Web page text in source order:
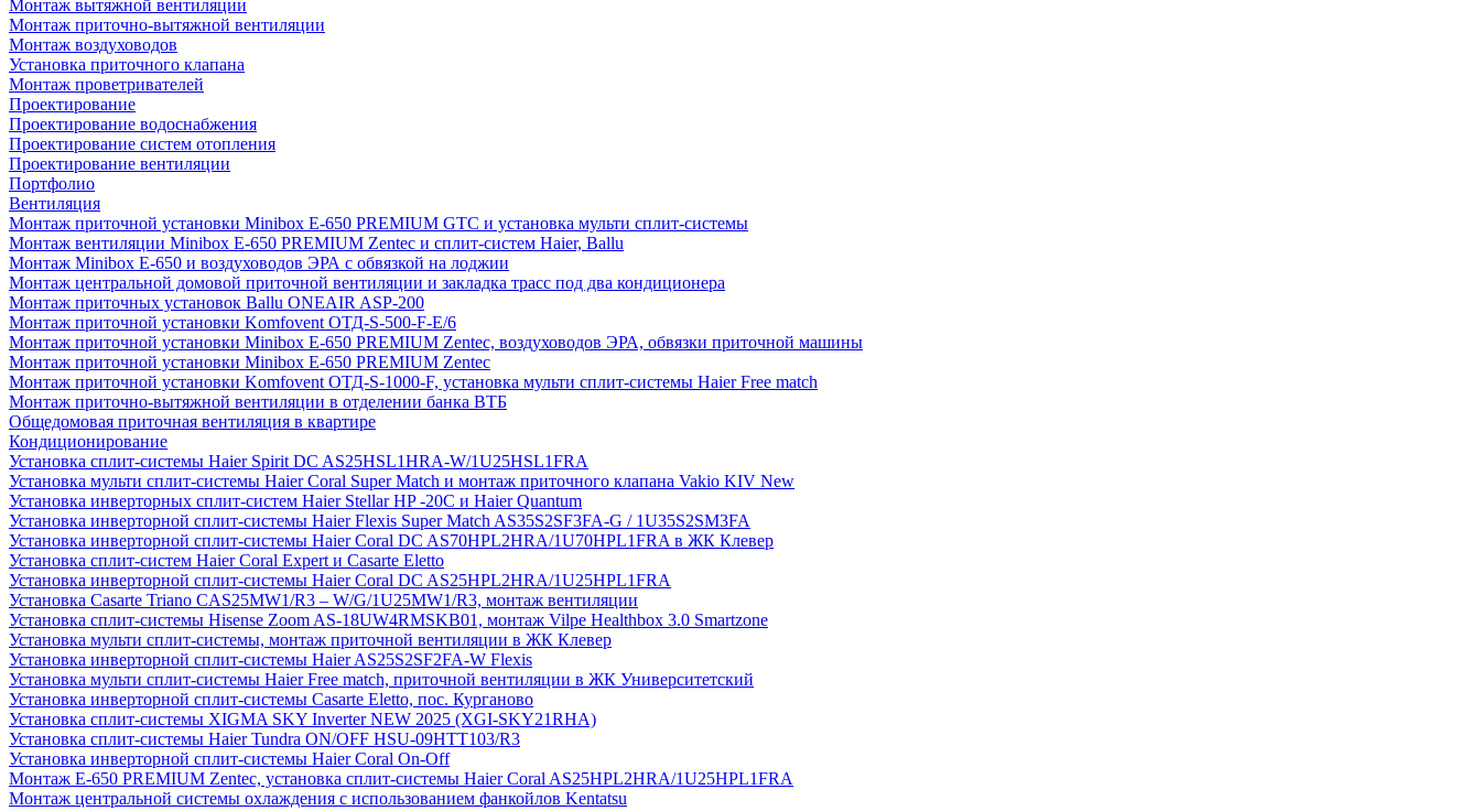
Монтаж вытяжной вентиляции
Монтаж приточно-вытяжной вентиляции
Монтаж воздуховодов
Установка приточного клапана
Монтаж проветривателей
Проектирование
Проектирование водоснабжения
Проектирование систем отопления
Проектирование вентиляции
Портфолио
Вентиляция
Монтаж приточной установки Minibox E-650 PREMIUM GTC и установка мульти сплит-системы
Монтаж вентиляции Minibox E-650 PREMIUM Zentec и сплит-систем Haier, Ballu
Монтаж Minibox E-650 и воздуховодов ЭРА с обвязкой на лоджии
Монтаж центральной домовой приточной вентиляции и закладка трасс под два кондиционера
Монтаж приточных установок Ballu ONEAIR ASP-200
Монтаж приточной установки Komfovent ОТД-S-500-F-E/6
Монтаж приточной установки Minibox E-650 PREMIUM Zentec, воздуховодов ЭРА, обвязки приточной машины
Монтаж приточной установки Minibox E-650 PREMIUM Zentec
Монтаж приточной установки Komfovent ОТД-S-1000-F, установка мульти сплит-системы Haier Free match
Монтаж приточно-вытяжной вентиляции в отделении банка ВТБ
Общедомовая приточная вентиляция в квартире
Кондиционирование
Установка сплит-системы Haier Spirit DC AS25HSL1HRA-W/1U25HSL1FRA
Установка мульти сплит-системы Haier Coral Super Match и монтаж приточного клапана Vakio KIV New
Установка инверторных сплит-систем Haier Stellar HP -20С и Haier Quantum
Установка инверторной сплит-системы Haier Flexis Super Match AS35S2SF3FA-G / 1U35S2SM3FA
Установка инверторной сплит-системы Haier Coral DC AS70HPL2HRA/1U70HPL1FRA в ЖК Клевер
Установка сплит-систем Haier Coral Expert и Casarte Eletto
Установка инверторной сплит-системы Haier Coral DC AS25HPL2HRA/1U25HPL1FRA
Установка Casarte Triano CAS25MW1/R3 – W/G/1U25MW1/R3, монтаж вентиляции
Установка сплит-системы Hisense Zoom AS-18UW4RMSKB01, монтаж Vilpe Healthbox 3.0 Smartzone
Установка мульти сплит-системы, монтаж приточной вентиляции в ЖК Клевер
Установка инверторной сплит-системы Haier AS25S2SF2FA-W Flexis
Установка мульти сплит-системы Haier Free match, приточной вентиляции в ЖК Университетский
Установка инверторной сплит-системы Casarte Eletto, пос. Курганово
Установка сплит-системы XIGMA SKY Inverter NEW 2025 (XGI-SKY21RHA)
Установка сплит-системы Haier Tundra ON/OFF HSU-09HTT103/R3
Установка инверторной сплит-системы Haier Coral On-Off
Монтаж E-650 PREMIUM Zentec, установка сплит-системы Haier Coral AS25HPL2HRA/1U25HPL1FRA
Монтаж центральной системы охлаждения с использованием фанкойлов Kentatsu